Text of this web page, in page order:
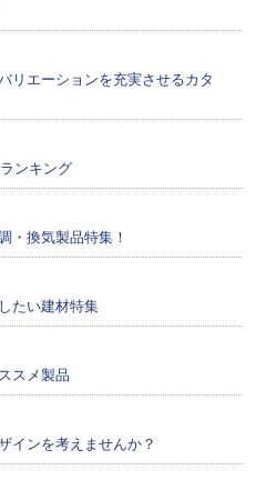
リエーションを充実させるカタ
ンキング
・換気製品特集！
たい建材特集
スメ製品
インを考えませんか？